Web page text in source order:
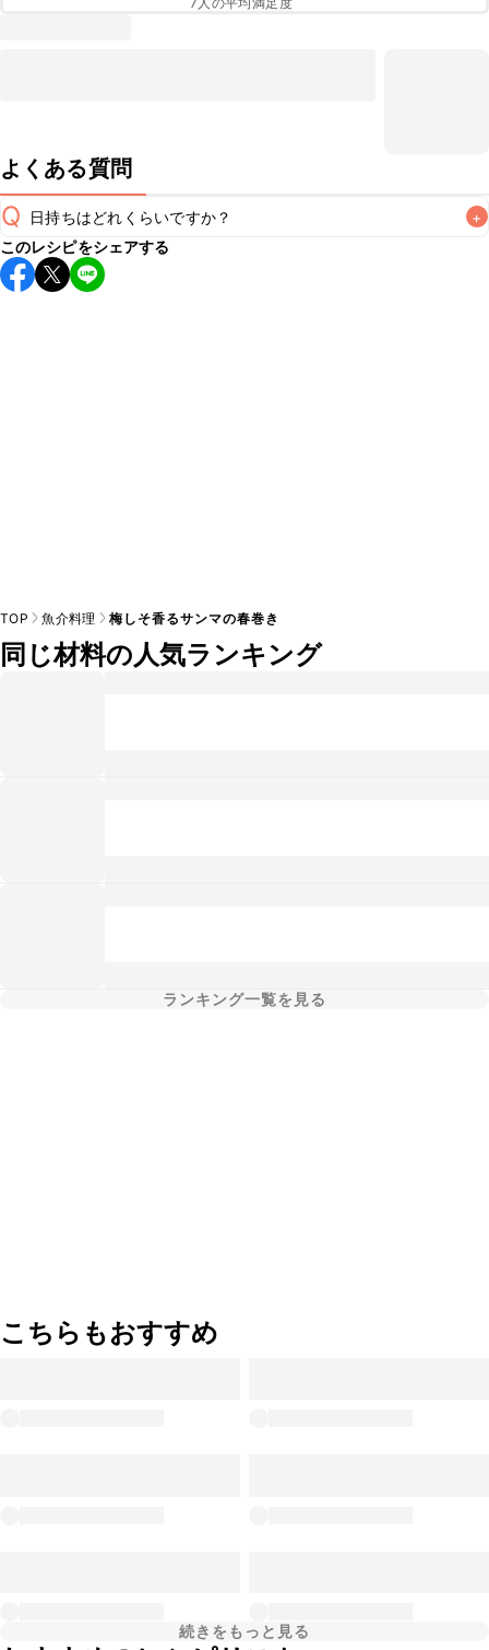
よくある質問
Q 日持ちはどれくらいですか？ +
保存期間は冷蔵で翌日中が目安です。なるべくお早めにお召
し上がりください。
このレシピをシェアする
TOP 魚介料理 梅しそ香るサンマの春巻き
同じ材料の人気ランキング
ランキング一覧を見る
こちらもおすすめ
続きをもっと見る